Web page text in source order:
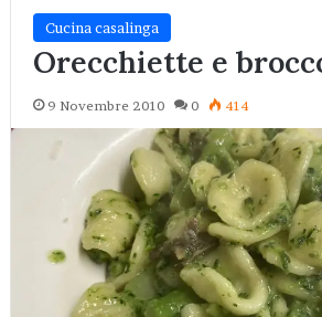
Cucina casalinga
Orecchiette e
9 Novembre 2010 0 414